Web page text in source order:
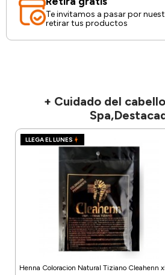
Te invitamos a pasar por
retirar tus productos
+ Cuidado del
LLEGA EL LUNES
Henna Coloracion Natural Tiziano Cleahenn